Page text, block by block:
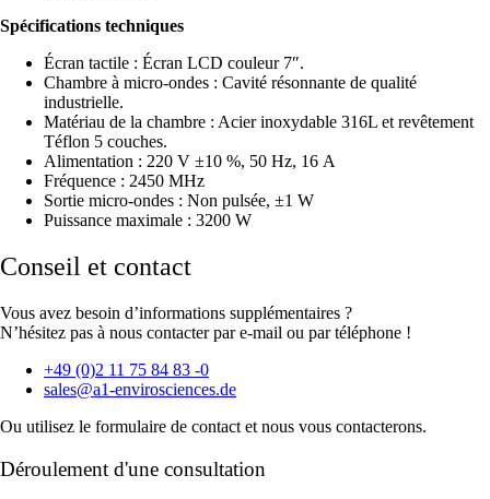
Spécifications techniques
Écran tactile : Écran LCD couleur 7″.
Chambre à micro-ondes : Cavité résonnante de qualité
industrielle.
Matériau de la chambre : Acier inoxydable 316L et revêtement
Téflon 5 couches.
Alimentation : 220 V ±10 %, 50 Hz, 16 A
Fréquence : 2450 MHz
Sortie micro-ondes : Non pulsée, ±1 W
Puissance maximale : 3200 W
Conseil et contact
Vous avez besoin d’informations supplémentaires ?
N’hésitez pas à nous contacter par e-mail ou par téléphone !
+49 (0)2 11 75 84 83 -0
sales@a1-envirosciences.de
Ou utilisez le formulaire de contact et nous vous contacterons.
Déroulement d'une consultation